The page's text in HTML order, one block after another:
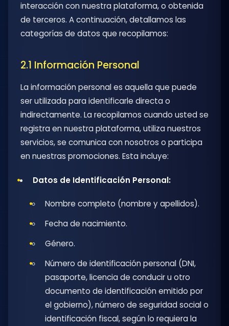
interacción con nuestra plataforma, o obtenida
de terceros. A continuación, detallamos las
categorías de datos que recopilamos:
2.1 Información Personal
La información personal es aquella que puede
ser utilizada para identificarle directa o
indirectamente. La recopilamos cuando usted se
registra en nuestra plataforma, utiliza nuestros
servicios, se comunica con nosotros o participa
en nuestras promociones. Esta incluye:
Datos de Identificación Personal:
Nombre completo (nombre y apellidos).
Fecha de nacimiento.
Género.
Número de identificación personal (DNI,
pasaporte, licencia de conducir u otro
documento de identificación emitido por
el gobierno), número de seguridad social o
identificación fiscal, según lo requiera la